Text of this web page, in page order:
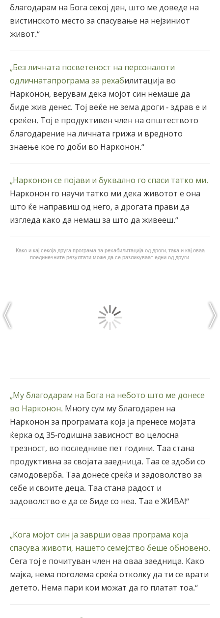
благодарам на Бога секој ден, што ме доведе на
вистинското место за спасување на нејзиниот
живот.“
„Без личната посветеност на персоналоти
одличнатапрограма за рехабилитација во
Нарконон, верувам дека мојот син немаше да
биде жив денес. Тој веќе не зема дроги - здрав е и
среќен. Тој е продуктивен член на општеството
благодарение на личната грижа и вредното
знаење кое го доби во Нарконон.“
„Нарконон се појави и буквално го спаси татко ми.
Нарконон го научи татко ми дека животот е она
што ќе направиш од него, а дрогата прави да
изгледа како да немаш за што да живееш.“
Како и кај секоја друга програма за рехабилитација од дроги, така и кај оваа
поединечните резултати може да се разликуваат едни од други.
„Му благодарам на Бога на небото што ме донесе
во Нарконон. Многу сум му благодарен на
Нарконон за програмата која ја пренесе мојата
ќерка од 35-годишна зависност во целосна
трезност, во последниве пет години. Таа стана
продуктивна за својата заедница. Таа се здоби со
самодоверба. Таа донесе среќа и задоволство за
себе и своите деца. Таа стана радост и
задоволство е да се биде со неа. Таа е ЖИВА!“
„Кога мојот син ја заврши оваа програма која
спасува животи, нашето семејство беше обновено.
Сега тој е почитуван член на оваа заедница. Како
мајка, нема поголема среќа отколку да ти се врати
детето. Нема пари кои можат да го платат тоа.“